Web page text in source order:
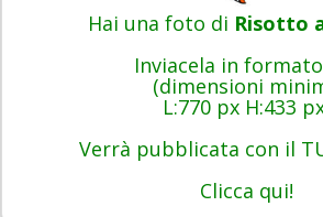
Hai una foto di Risotto
Inviacela in
(dimensioni
L:770 px H:433
Verrà pubblicata con il
Clicca qui!